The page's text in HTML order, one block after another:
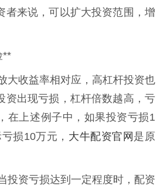
者来说，可以扩大投资范围，增
**
大收益率相对应，高杠杆投资也
资出现亏损，杠杆倍数越高，亏
在上述例子中，如果投资亏损1
损10万元， 大牛配资官网是原
投资亏损达到一定程度时，配资